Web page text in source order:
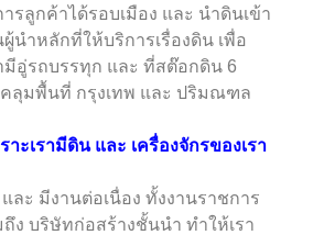
รลูกค้าได้รอบเมือง และ นำดินเข้า
ผู้นำหลักที่ให้บริการเรื่องดิน เพื่อ
มีอู่รถบรรทุก และ ที่สต๊อกดิน 6
คลุมพื้นที่ กรุงเทพ และ ปริมณฑล
าะเรามีดิน และ เครื่องจักรของเรา
ละ มีงานต่อเนื่อง ทั้งงานราชการ
ง บริษัทก่อสร้างชั้นนำ ทำให้เรา